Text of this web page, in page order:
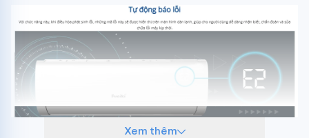
Xem thêm